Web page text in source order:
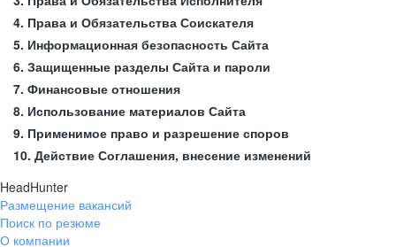
4. Права и Обязательства Соискателя
5. Информационная безопасность Сайта
6. Защищенные разделы Сайта и пароли
7. Финансовые отношения
8. Использование материалов Сайта
9. Применимое право и разрешение споров
10. Действие Соглашения, внесение изменений
HeadHunter
Размещение вакансий
Поиск по резюме
О компании